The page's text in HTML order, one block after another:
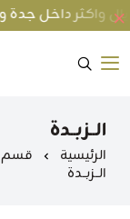
الــزبــدة
الرئيسية قسم
الــزبــدة